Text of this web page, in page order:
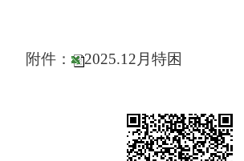
附件： 2025.12月特困